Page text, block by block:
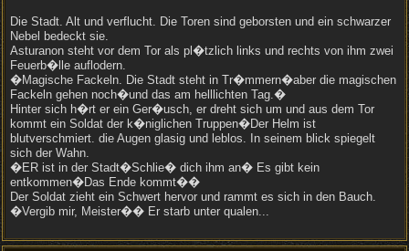
Die Stadt. Alt und verflucht. Die Toren sind geborsten und ein schwarzer
Nebel bedeckt sie.
Asturanon steht vor dem Tor als pl�tzlich links und rechts von ihm zwei
Feuerb�lle auflodern.
�Magische Fackeln. Die Stadt steht in Tr�mmern�aber die magischen
Fackeln gehen noch�und das am helllichten Tag.�
Hinter sich h�rt er ein Ger�usch, er dreht sich um und aus dem Tor
kommt ein Soldat der k�niglichen Truppen�Der Helm ist
blutverschmiert. die Augen glasig und leblos. In seinem blick spiegelt
sich der Wahn.
�ER ist in der Stadt�Schlie� dich ihm an� Es gibt kein
entkommen�Das Ende kommt��
Der Soldat zieht ein Schwert hervor und rammt es sich in den Bauch.
�Vergib mir, Meister�� Er starb unter qualen...